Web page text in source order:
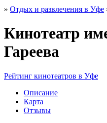
» Отдых и развлечения в Уфе
Кинотеатр
Гареева
Рейтинг кинотеатров в Уфе
Описание
Карта
Отзывы